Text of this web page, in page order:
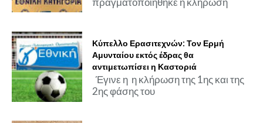
Κύπελλο Ερασιτεχνών: Τον Ερμή
Αμυνταίου εκτός έδρας θα
αντιμετωπίσει η Καστοριά
Έγινε η η κλήρωση της 1ης και της
2ης φάσης του